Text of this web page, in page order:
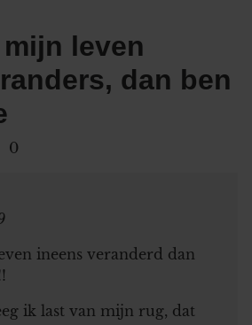
leven
dan ben
0
ineens veranderd dan
ik last van mijn rug, dat